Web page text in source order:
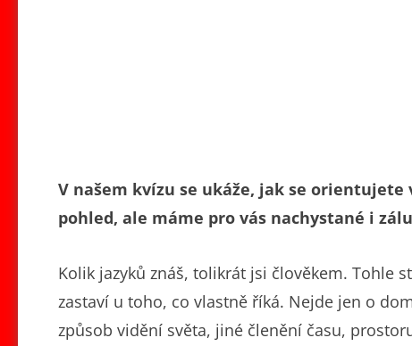
V našem kvízu se ukáže, jak se
pohled, ale máme pro vás nachystané i
Kolik jazyků znáš, tolikrát jsi člověkem. Tohle
zastaví u toho, co vlastně říká. Nejde jen o
způsob vidění světa, jiné členění času,